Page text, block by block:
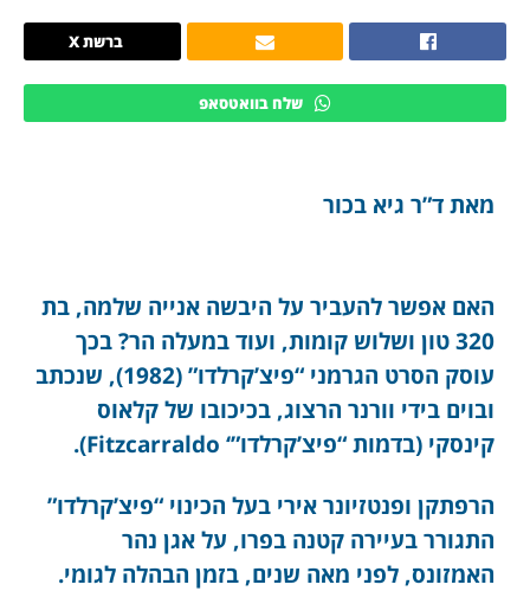
ברשת X
שלח בוואטסאפ
מאת ד”ר גיא בכור
האם אפשר להעביר על היבשה אנייה שלמה, בת
320 טון ושלוש קומות, ועוד במעלה הר? בכך
עוסק הסרט הגרמני“פיצ’קרלדו”
(1982), שנכתב
ובוים בידי וורנר הרצוג, בכיכובו של קלאוס
קינסקי (בדמות “פיצ’קרלדו”‘ Fitzcarraldo).
הרפתקן ופנטזיונר אירי בעל הכינוי “פיצ’קרלדו”
התגורר בעיירה קטנה בפרו, על אגן נהר
האמזונס, לפני מאה שנים, בזמן הבהלה לגומי.